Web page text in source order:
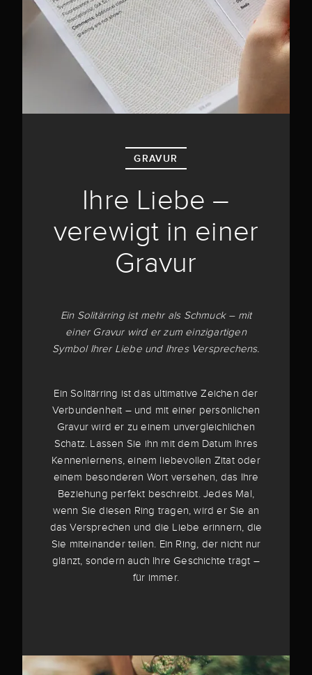
GRAVUR
Ihre Liebe –
verewigt in einer
Gravur
Ein Solitärring ist mehr als Schmuck – mit
einer Gravur wird er zum einzigartigen
Symbol Ihrer Liebe und Ihres Versprechens.
Ein Solitärring ist das ultimative Zeichen der
Verbundenheit – und mit einer persönlichen
Gravur wird er zu einem unvergleichlichen
Schatz. Lassen Sie ihn mit dem Datum Ihres
Kennenlernens, einem liebevollen Zitat oder
einem besonderen Wort versehen, das Ihre
Beziehung perfekt beschreibt. Jedes Mal,
wenn Sie diesen Ring tragen, wird er Sie an
das Versprechen und die Liebe erinnern, die
Sie miteinander teilen. Ein Ring, der nicht nur
glänzt, sondern auch Ihre Geschichte trägt –
für immer.